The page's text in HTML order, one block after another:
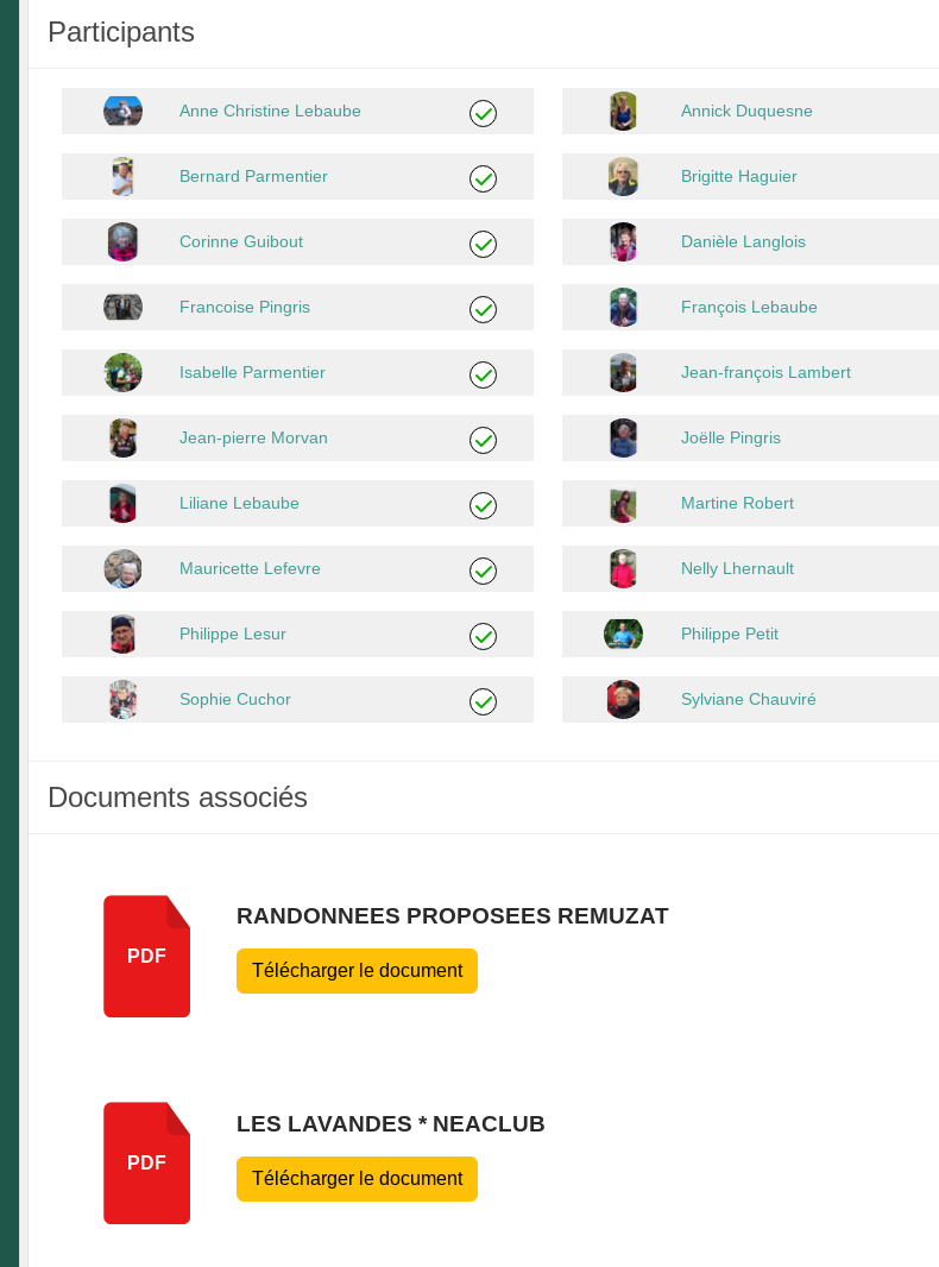
Participants
Anne Christine Lebaube Annick Duquesne
Bernard Parmentier Brigitte Haguier
Corinne Guibout Danièle Langlois
Francoise Pingris François Lebaube
Isabelle Parmentier Jean-françois Lambert
Jean-pierre Morvan Joëlle Pingris
Liliane Lebaube Martine Robert
Mauricette Lefevre Nelly Lhernault
Philippe Lesur Philippe Petit
Sophie Cuchor Sylviane Chauviré
Documents associés
PDF
RANDONNEES PROPOSEES REMUZAT
Télécharger le document
PDF
LES LAVANDES * NEACLUB
Télécharger le document